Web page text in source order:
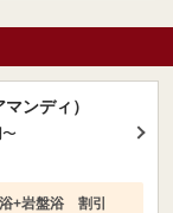
ンディ）
〜
+岩盤浴 割引